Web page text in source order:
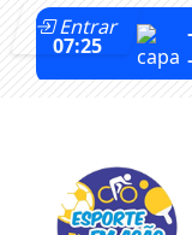
Entrar